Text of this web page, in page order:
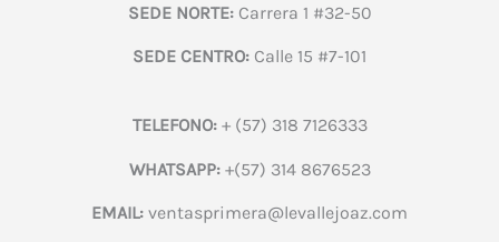
SEDE NORTE:Carrera 1 #32-50
SEDE CENTRO: Calle 15 #7-101
TELEFONO:+ (57) 318 7126333
WHATSAPP:+(57) 314 8676523
EMAIL: ventasprimera@levallejoaz.com